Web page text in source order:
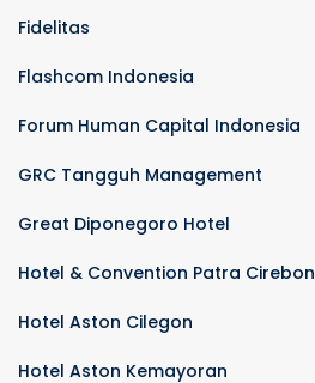
Fidelitas
Flashcom Indonesia
Forum Human Capital Indonesia
GRC Tangguh Management
Great Diponegoro Hotel
Hotel & Convention Patra Cirebon
Hotel Aston Cilegon
Hotel Aston Kemayoran